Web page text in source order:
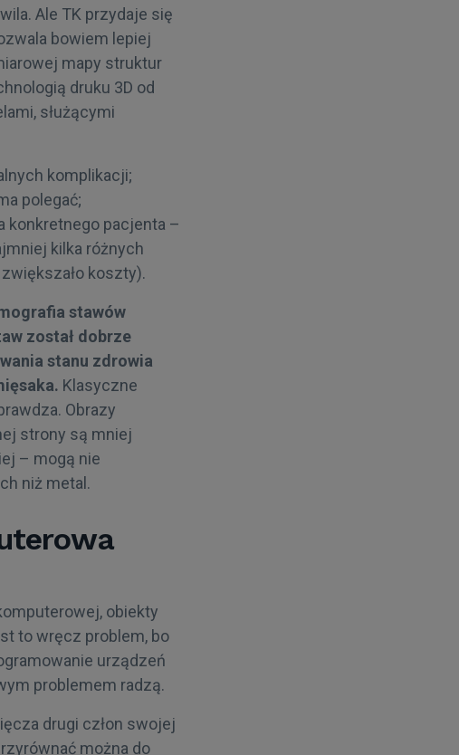
Ale TK przydaje się
bowiem lepiej
mapy struktur
druku 3D od
służącymi
komplikacji;
polegać;
konkretnego pacjenta –
kilka różnych
koszty).
stawów
został dobrze
stanu zdrowia
Klasyczne
Obrazy
strony są mniej
– mogą nie
niż metal.
obiekty
to wręcz problem, bo
urządzeń
problemem radzą.
drugi człon swojej
można do